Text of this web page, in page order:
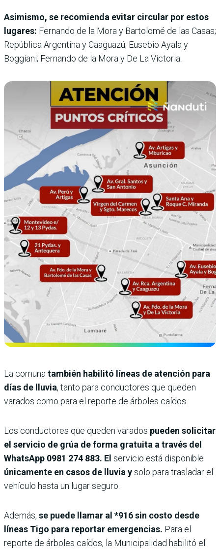
Asimismo, se recomienda evitar circular por estos
lugares: Fernando de la Mora y Bartolomé de las Casas;
República Argentina y Caaguazú; Eusebio Ayala y
Boggiani; Fernando de la Mora y De La Victoria.
La comuna también habilitó líneas de atención para
días de lluvia, tanto para conductores que queden
varados como para el reporte de árboles caídos.
Los conductores que queden varados pueden solicitar
el servicio de grúa de forma gratuita a través del
WhatsApp 0981 274 883. El servicio está disponible
únicamente en casos de lluvia ysolo para trasladar el
vehículo hasta un lugar seguro.
Además, se puede llamar al *916 sin costo desde
líneas Tigo para reportar emergencias. Para el
reporte de árboles caídos, la Municipalidad habilitó el